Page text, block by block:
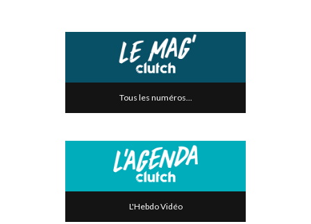
Tous les numéros...
L'Hebdo Vidéo